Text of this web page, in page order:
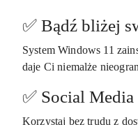
✅ Bądź bliżej
System Windows 11
daje Ci niemalże
✅ Social Media
Korzystaj bez trudu z